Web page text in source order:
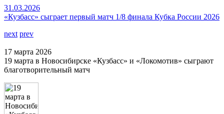
31.03.2026
«Кузбасс» сыграет первый матч 1/8 финала Кубка России 2026
next prev
17 марта 2026
19 марта в Новосибирске «Кузбасс» и «Локомотив» сыграют
благотворительный матч